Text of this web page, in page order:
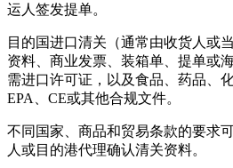
运人签发提单。
目的国进口清关（通常由收货人或
资料、商业发票、装箱单、提单或
需进口许可证，以及食品、药品、
EPA、CE或其他合规文件。
不同国家、商品和贸易条款的要求
人或目的港代理确认清关资料。